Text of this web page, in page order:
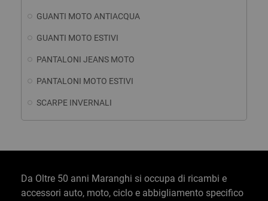
GUANTI MOTO ANTIACQUA
GUANTI MOTO ESTIVI
PANTALONI JEANS MOTO
PANTALONI MOTO ESTIVI
SCARPE INVERNALI
Da Oltre 50 anni Maranghi si occupa di ricambi e
accessori auto, moto, ciclo e abbigliamento specifico